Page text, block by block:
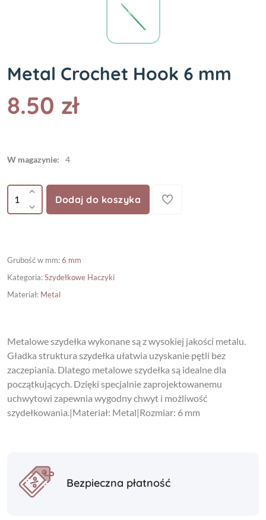
Metal Crochet Hook 6 mm
8.50 zł
W magazynie: 4
Dodaj do koszyka
Grubość w mm:6 mm
Kategoria:Szydełkowe Haczyki
Materiał: Metal
Metalowe szydełka wykonane są z wysokiej jakości metalu.
Gładka struktura szydełka ułatwia uzyskanie pętli bez
zaczepiania. Dlatego metalowe szydełka są idealne dla
początkujących. Dzięki specjalnie zaprojektowanemu
uchwytowi zapewnia wygodny chwyt i możliwość
szydełkowania.|Materiał: Metal|Rozmiar: 6 mm
Bezpieczna płatność